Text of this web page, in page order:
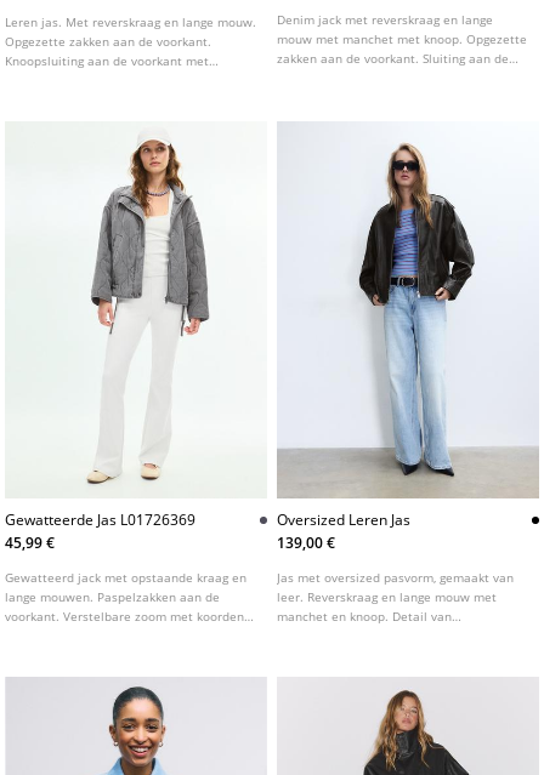
Leren jas. Met reverskraag en lange mouw.
Opgezette zakken aan de voorkant.
Knoopsluiting aan de voorkant met
Denim jack met reverskraag en lange
mouw met manchet met knoop. Opgezette
zakken aan de voorkant. Sluiting aan de
Gewatteerde Jas L01726369
45,99 €
Gewatteerd jack met opstaande kraag en
lange mouwen. Paspelzakken aan de
voorkant. Verstelbare zoom met koorden.
Verkrijgbaar in verschillende kleuren.
Oversized Leren Jas
139,00 €
Jas met oversized pasvorm, gemaakt van
leer. Reverskraag en lange mouw met
manchet en knoop. Detail van
zijkanten. Elastische zoom. Ritssluiting
aan de voorkant met metalen rits.